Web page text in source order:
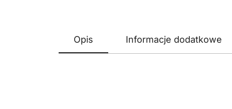
Opis Informacje dodatkowe